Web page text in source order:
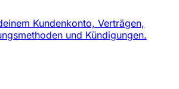
Kundenkonto, Verträgen,
und Kündigungen.